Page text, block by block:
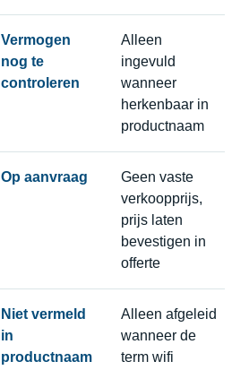
Vermogen
nog te
controleren
Alleen
ingevuld
wanneer
herkenbaar in
productnaam
Op aanvraag
Geen vaste
verkoopprijs,
prijs laten
bevestigen in
offerte
Niet vermeld
in
productnaam
Alleen afgeleid
wanneer de
term wifi